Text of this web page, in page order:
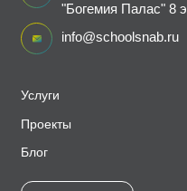
Услуги
Проекты
Блог
"Богемия Палас" 8
info@schoolsnab.ru